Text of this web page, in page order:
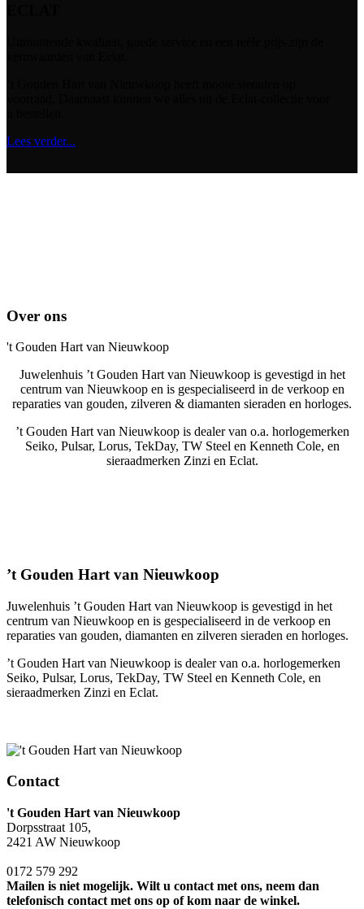
Lees verder...
Over ons
't Gouden Hart van Nieuwkoop
Juwelenhuis ’t Gouden Hart van Nieuwkoop is gevestigd in het
centrum van Nieuwkoop en is gespecialiseerd in de verkoop en
reparaties van gouden, zilveren & diamanten sieraden en horloges.
’t Gouden Hart van Nieuwkoop is dealer van o.a. horlogemerken
Seiko, Pulsar, Lorus, TekDay, TW Steel en Kenneth Cole, en
sieraadmerken Zinzi en Eclat.
’t Gouden Hart van Nieuwkoop
Juwelenhuis ’t Gouden Hart van Nieuwkoop is gevestigd in het
centrum van Nieuwkoop en is gespecialiseerd in de verkoop en
reparaties van gouden, diamanten en zilveren sieraden en horloges.
’t Gouden Hart van Nieuwkoop is dealer van o.a. horlogemerken
Seiko, Pulsar, Lorus, TekDay, TW Steel en Kenneth Cole, en
sieraadmerken Zinzi en Eclat.
Contact
't Gouden Hart van Nieuwkoop
Dorpsstraat 105,
2421 AW Nieuwkoop
0172 579 292
Mailen is niet mogelijk. Wilt u contact met ons, neem dan
telefonisch contact met ons op of kom naar de winkel.